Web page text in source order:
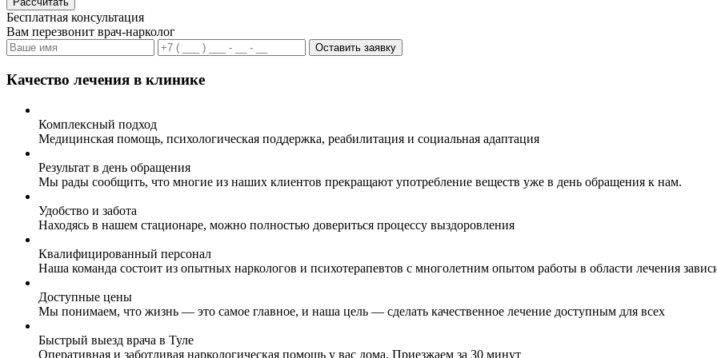
Бесплатная консультация
Вам перезвонит врач-нарколог
Оставить заявку
Качество лечения в клинике
Комплексный подход
Медицинская помощь, психологическая поддержка, реабилитация и социальная адаптация
Результат в день обращения
Мы рады сообщить, что многие из наших клиентов прекращают употребление веществ уже в день обращения к нам.
Удобство и забота
Находясь в нашем стационаре, можно полностью довериться процессу выздоровления
Квалифицированный персонал
Наша команда состоит из опытных наркологов и психотерапевтов с многолетним опытом работы в области лечения
Доступные цены
Мы понимаем, что жизнь — это самое главное, и наша цель — сделать качественное лечение доступным для всех
Быстрый выезд врача в Туле
Оперативная и заботливая наркологическая помощь у вас дома. Приезжаем за 30 минут